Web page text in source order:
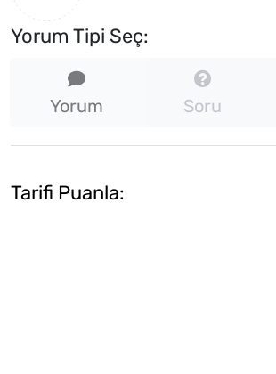
Yorum Tipi Seç:
Yorum Soru
Tarifi Puanla: